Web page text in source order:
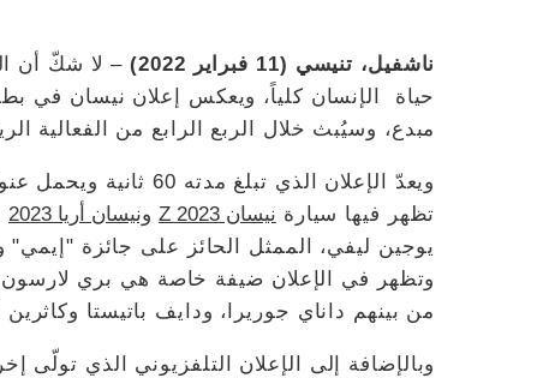
ناشفيل، تنيسي (11 فبراير 2022)
– لا شكّ أن
حياة الإنسان كلياً، ويعكس إعلان نيسان في
مبدع، وسيُبث خلال الربع الرابع من الفعالية الرياضية
ويعدّ الإعلان الذي تبلغ مدته 60 ثانية ويحمل عنوان
تظهر فيها سيارة نيسان Z 2023 ونيسان أريا 2023
وتظهر في الإعلان ضيفة خاصة هي بري
من بينهم داناي جوريرا، ودايف باتيستا وكاثرين